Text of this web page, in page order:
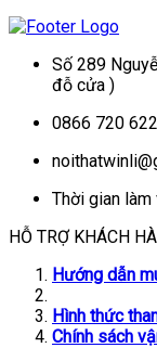
Số 289
đỗ cửa )
0866 720
Thời gian
HỖ TRỢ KHÁCH
Hướng dẫn
Hình thức
Chính sách